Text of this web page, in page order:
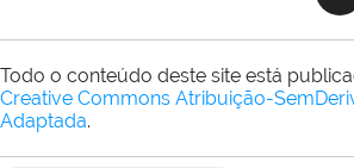
Todo o conteúdo deste site está
Creative Commons Atribuição-
Adaptada.